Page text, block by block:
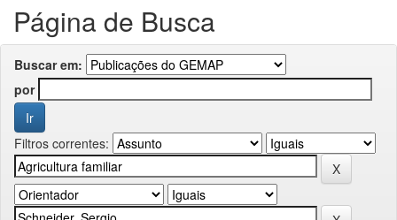
Página de Busca
Buscar em:
por
Filtros correntes: